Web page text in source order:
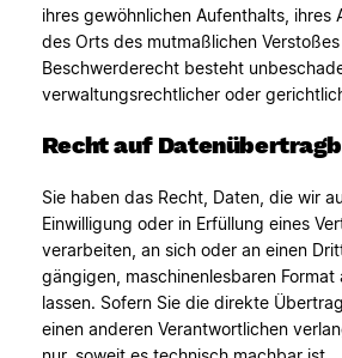
ihres gewöhnlichen Aufenthalts, ihres
des Orts des mutmaßlichen
Beschwerderecht besteht
verwaltungsrechtlicher oder
Recht auf
Sie haben das Recht, Daten, die wir
Einwilligung oder in Erfüllung eines
verarbeiten, an sich oder an einen
gängigen, maschinenlesbaren Format
lassen. Sofern Sie die direkte
einen anderen Verantwortlichen